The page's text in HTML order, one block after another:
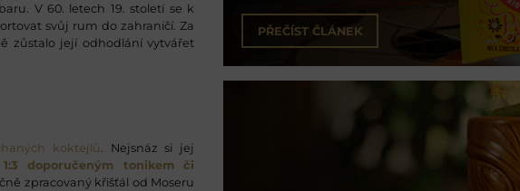
V 60. letech 19. století se k
svůj rum do zahraničí. Za
zůstalo její odhodlání vytvářet
koktejlů . Nejsnáz si jej
doporučeným tonikem či
zpracovaný křišťál od Moseru
PŘEČÍST ČLÁNEK